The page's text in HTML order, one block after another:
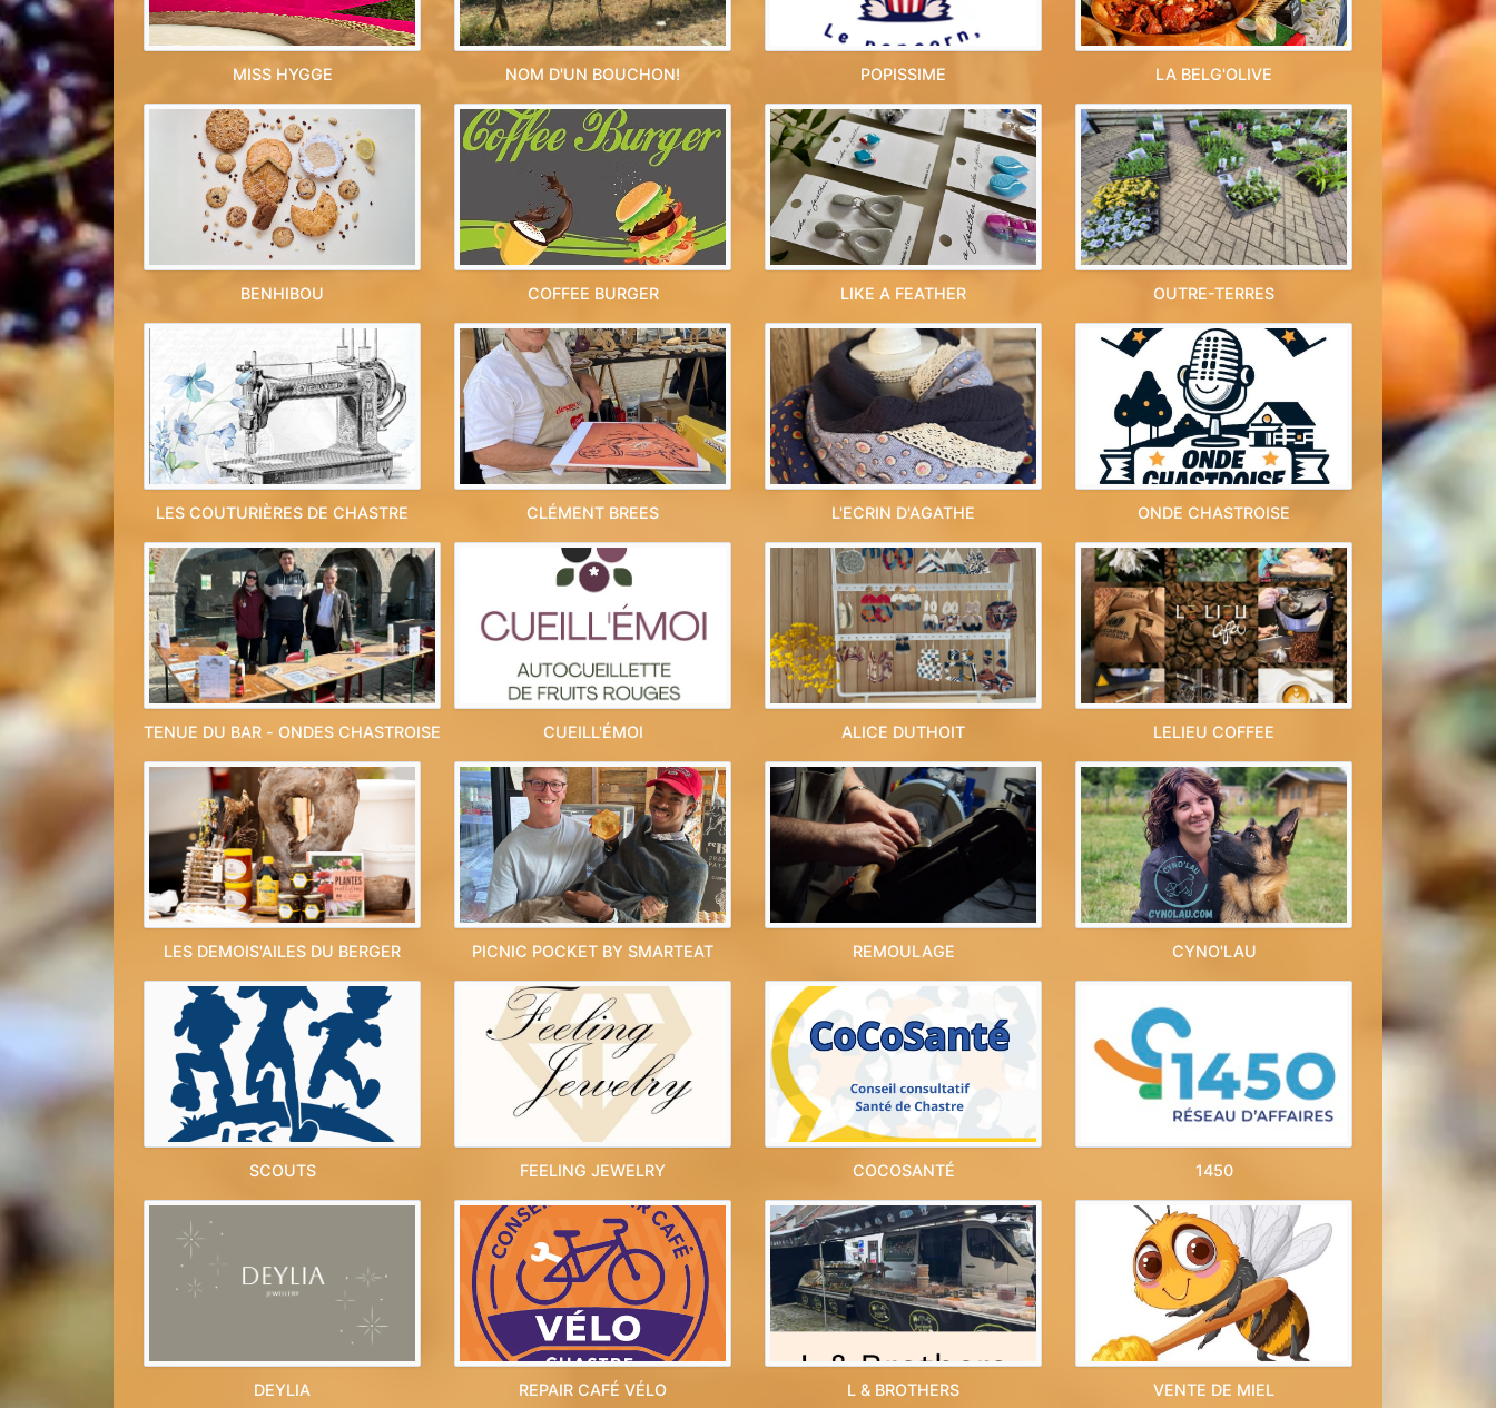
MISS HYGGE NOM D'UN BOUCHON! POPISSIME LA BELG'OLIVE
BENHIBOU COFFEE BURGER LIKE A FEATHER OUTRE-TERRES
LES COUTURIÈRES DE CHASTRE CLÉMENT BREES L'ECRIN D'AGATHE ONDE CHASTROISE
TENUE DU BAR - ONDES CHASTROISE CUEILL'ÉMOI ALICE DUTHOIT LELIEU COFFEE
LES DEMOIS'AILES DU BERGER PICNIC POCKET BY SMARTEAT REMOULAGE CYNO'LAU
SCOUTS FEELING JEWELRY COCOSANTÉ 1450
DEYLIA REPAIR CAFÉ VÉLO L & BROTHERS VENTE DE MIEL